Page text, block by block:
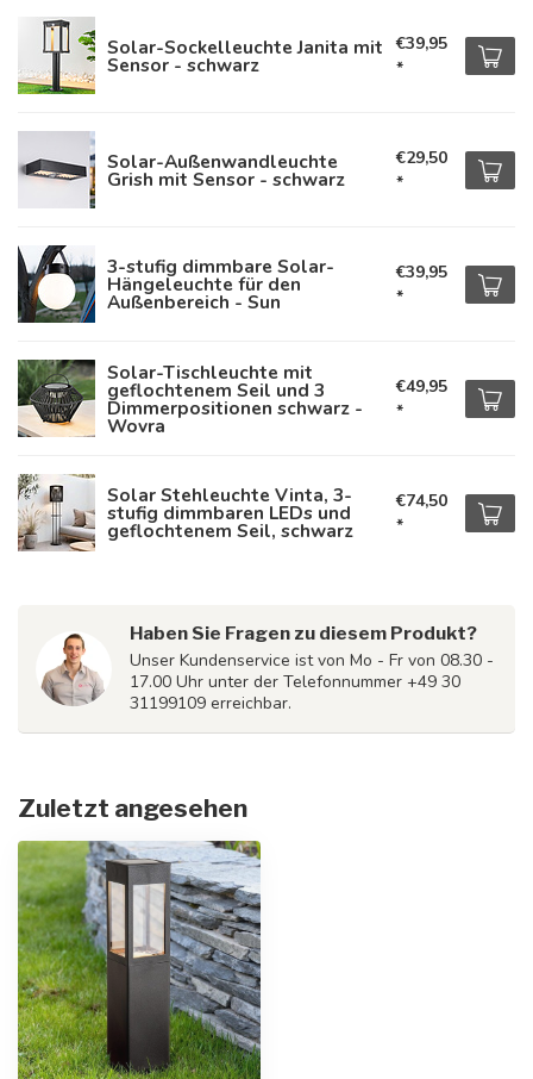
Solar-Sockelleuchte Janita mit
Sensor - schwarz
€39,95
*
Solar-Außenwandleuchte
Grish mit Sensor - schwarz
€29,50
*
3-stufig dimmbare Solar-
Hängeleuchte für den
Außenbereich - Sun
€39,95
*
Solar-Tischleuchte mit
geflochtenem Seil und 3
Dimmerpositionen schwarz -
Wovra
€49,95
*
Solar Stehleuchte Vinta, 3-
stufig dimmbaren LEDs und
geflochtenem Seil, schwarz
€74,50
*
Haben Sie Fragen zu diesem Produkt?
Unser Kundenservice ist von Mo - Fr von 08.30 -
17.00 Uhr unter der Telefonnummer +49 30
31199109 erreichbar.
Zuletzt angesehen